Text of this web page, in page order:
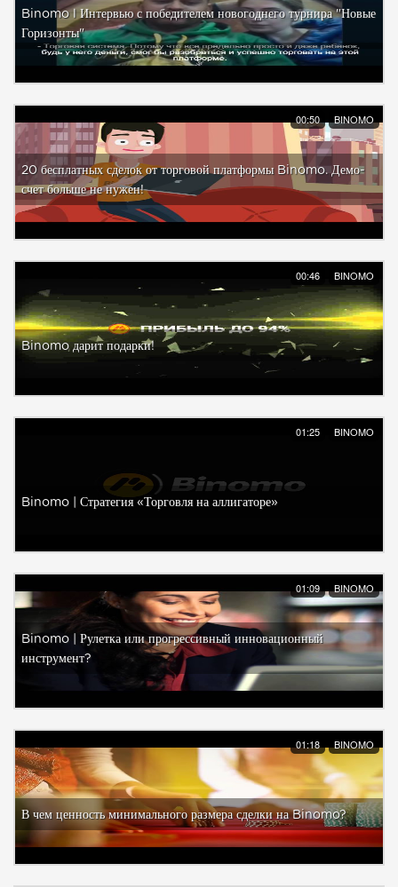
Binomo l Интервью с победителем новогоднего турнира "Новые
Горизонты"
00:50 BINOMO
20 бесплатных сделок от торговой платформы Binomo. Демо-
счет больше не нужен!
00:46 BINOMO
Binomo дарит подарки!
01:25 BINOMO
Binomo | Стратегия «Торговля на аллигаторе»
01:09 BINOMO
Binomo | Рулетка или прогрессивный инновационный
инструмент?
01:18 BINOMO
В чем ценность минимального размера сделки на Binomo?